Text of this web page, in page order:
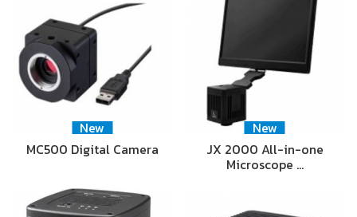
New
MC500 Digital Camera
New
JX 2000 All-in-one
Microscope …